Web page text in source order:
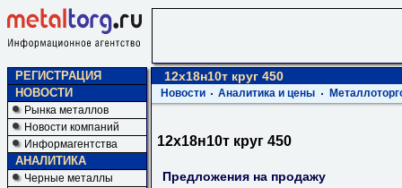
РЕГИСТРАЦИЯ
НОВОСТИ
Рынка металлов
Новости компаний
Информагентства
АНАЛИТИКА
Черные металлы
12х18н10т круг 450
Новости Аналитика и цены
12х18н10т круг 450
Предложения на продажу